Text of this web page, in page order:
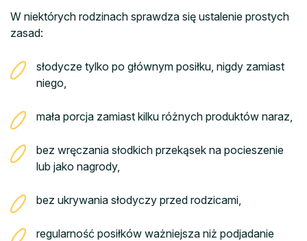
W niektórych rodzinach sprawdza się ustalenie prostych
zasad:
słodycze tylko po głównym posiłku, nigdy zamiast
niego,
mała porcja zamiast kilku różnych produktów naraz,
bez wręczania słodkich przekąsek na pocieszenie
lub jako nagrody,
bez ukrywania słodyczy przed rodzicami,
regularność posiłków ważniejsza niż podjadanie